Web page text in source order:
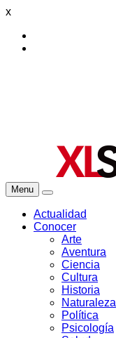
x
Menu
Actualidad
Conocer
Arte
Aventura
Ciencia
Cultura
Historia
Naturaleza
Política
Psicología